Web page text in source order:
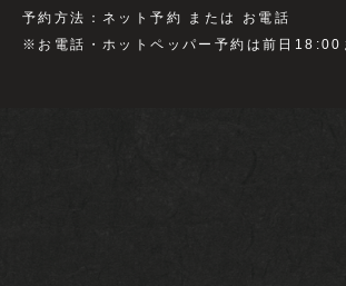
予約方法：ネット予約 または お電話
※お電話・ホットペッパー予約は前日18:00